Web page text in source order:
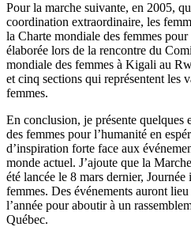
Pour la marche suivante, en 2005,
coordination extraordinaire, les
la Charte mondiale des femmes
élaborée lors de la rencontre du
mondiale des femmes à Kigali au
et cinq sections qui représentent les
femmes.
En conclusion, je présente quelques
des femmes pour l’humanité en
d’inspiration forte face aux
monde actuel. J’ajoute que la
été lancée le 8 mars dernier,
femmes. Des événements auront
l’année pour aboutir à un
Québec.